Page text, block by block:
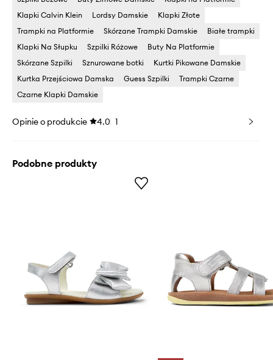
Klapki Calvin Klein
Lordsy Damskie
Klapki Złote
Trampki na Platformie
Skórzane Trampki Damskie
Białe trampki
Klapki Na Słupku
Szpilki Różowe
Buty Na Platformie
Skórzane Szpilki
Sznurowane botki
Kurtki Pikowane Damskie
Kurtka Przejściowa Damska
Guess Szpilki
Trampki Czarne
Czarne Klapki Damskie
Opinie o produkcie 4.0 1
Podobne produkty